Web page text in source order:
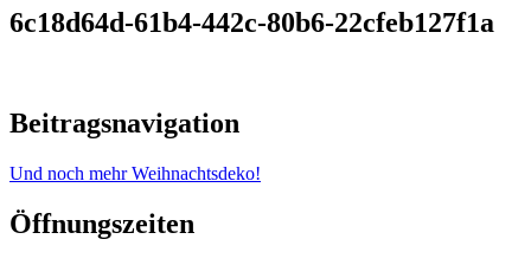
6c18d64d-61b4-442c-80b6-22cfeb127f1a
Beitragsnavigation
Und noch mehr Weihnachtsdeko!
Öffnungszeiten